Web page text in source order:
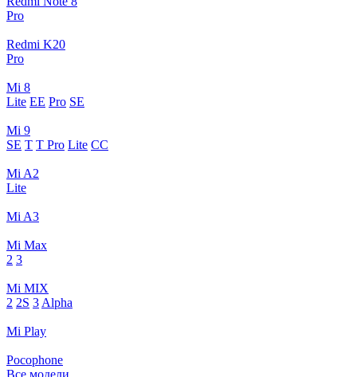
Pro
Redmi K20
Pro
Mi 8
Lite EE Pro SE
Mi 9
SE T T Pro Lite CC
Mi A2
Lite
Mi A3
Mi Max
2 3
Mi MIX
2 2S 3 Alpha
Mi Play
Pocophone
Все модели